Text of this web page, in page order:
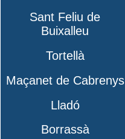
Sant Feliu de
Buixalleu
Tortellà
Maçanet de Cabrenys
Lladó
Borrassà